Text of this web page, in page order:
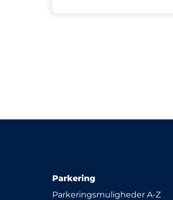
Parkering
Parkeringsmuligheder A-Z